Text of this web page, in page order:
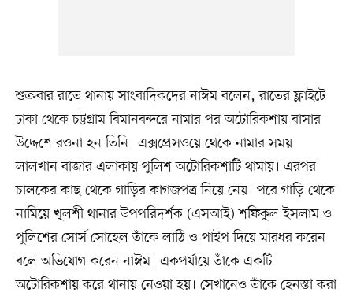
শুক্রবার রাতে থানায় সাংবাদিকদের নাঈম বলেন, রাতের ফ্লাইটে
ঢাকা থেকে চট্টগ্রাম বিমানবন্দরে নামার পর অটোরিকশায় বাসার
উদ্দেশে রওনা হন তিনি। এক্সপ্রেসওয়ে থেকে নামার সময়
লালখান বাজার এলাকায় পুলিশ অটোরিকশাটি থামায়। এরপর
চালকের কাছ থেকে গাড়ির কাগজপত্র নিয়ে নেয়। পরে গাড়ি থেকে
নামিয়ে খুলশী থানার উপপরিদর্শক (এসআই) শফিকুল ইসলাম ও
পুলিশের সোর্স সোহেল তাঁকে লাঠি ও পাইপ দিয়ে মারধর করেন
বলে অভিযোগ করেন নাঈম। একপর্যায়ে তাঁকে একটি
অটোরিকশায় করে থানায় নেওয়া হয়। সেখানেও তাঁকে হেনস্তা করা